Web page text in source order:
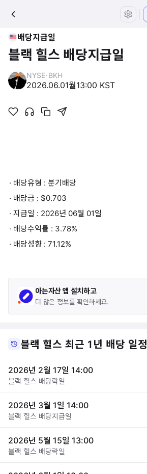
배당지급일
블랙 힐스 배당지급일
NYSE·BKH
2026.06.01월13:00 KST
· 배당유형 : 분기배당
· 배당금 : $0.703
· 지급일 : 2026년 06월 01일
· 배당수익률 : 3.78%
· 배당성향 : 71.12%
아는자산 앱 설치하고
더 많은 정보를 확인하세요.
블랙 힐스 최근 1년 배당 일정
2026년 2월 17일 14:00
블랙 힐스 배당락일
2026년 3월 1일 14:00
블랙 힐스 배당지급일
2026년 5월 15일 13:00
블랙 힐스 배당락일